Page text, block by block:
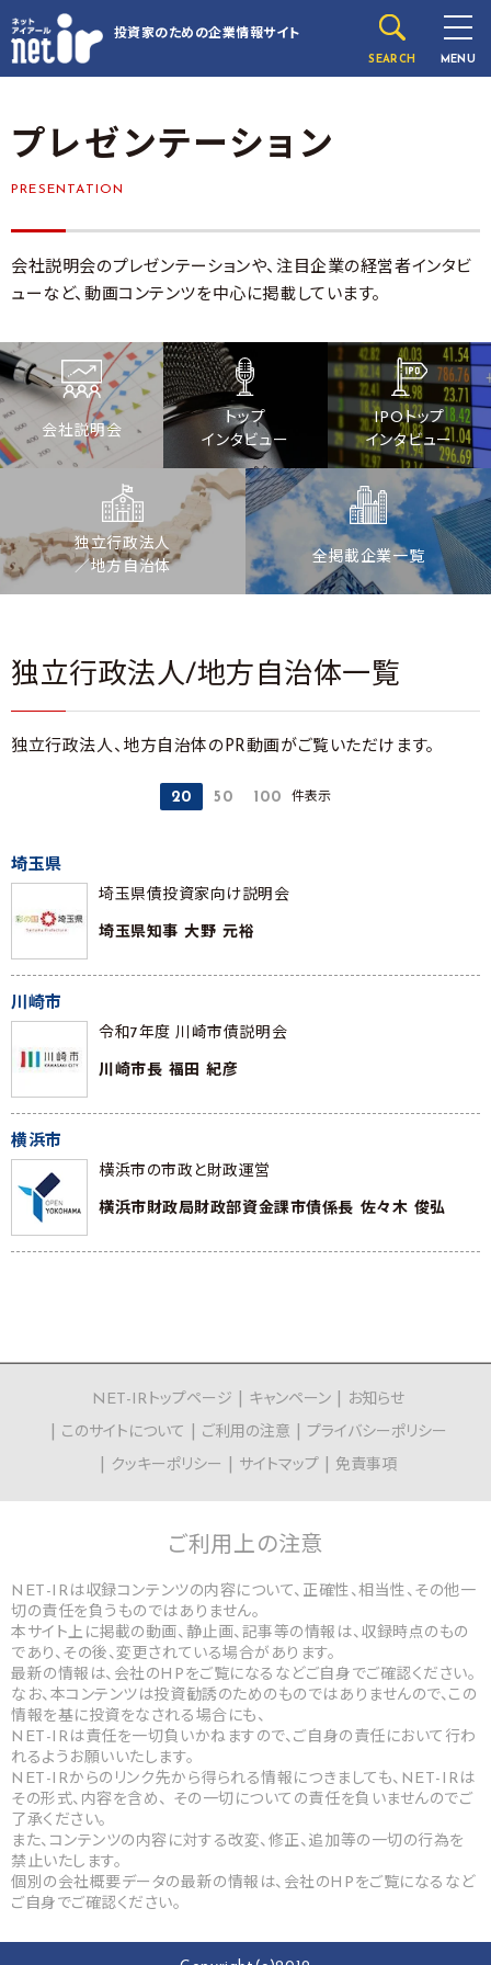
投資家のための企業情報サイト
SEARCH MENU
プレゼンテーション
PRESENTATION
会社説明会のプレゼンテーションや、注目企業の経営者インタビ
ューなど、動画コンテンツを中心に掲載しています。
会社説明会
トップ
インタビュー
IPOトップ
インタビュー
独立行政法人
／地方自治体
全掲載企業一覧
独立行政法人/地方自治体一覧
独立行政法人、地方自治体のPR動画がご覧いただけます。
20 50 100 件表示
埼玉県
埼玉県債投資家向け説明会
埼玉県知事 大野 元裕
川崎市
令和7年度 川崎市債説明会
川崎市長 福田 紀彦
横浜市
横浜市の市政と財政運営
横浜市財政局財政部資金課市債係長 佐々木 俊弘
NET-IRトップページ キャンペーン
お知らせ
このサイトについて
ご利用の注意
プライバシーポリシー
クッキーポリシー
サイトマップ 免責事項
ご利用上の注意
NET-IRは収録コンテンツの内容について、正確性、相当性、その他一
切の責任を負うものではありません。
本サイト上に掲載の動画、静止画、記事等の情報は、収録時点のもの
であり、その後、変更されている場合があります。
最新の情報は、会社のHPをご覧になるなどご自身でご確認ください。
なお、本コンテンツは投資勧誘のためのものではありませんので、この
情報を基に投資をなされる場合にも、
NET-IRは責任を一切負いかねますので、ご自身の責任において行わ
れるようお願いいたします。
NET-IRからのリンク先から得られる情報につきましても、NET-IRは
その形式、内容を含め、 その一切についての責任を負いませんのでご
了承ください。
また、コンテンツの内容に対する改変、修正、追加等の一切の行為を
禁止いたします。
個別の会社概要データの最新の情報は、会社のHPをご覧になるなど
ご自身でご確認ください。